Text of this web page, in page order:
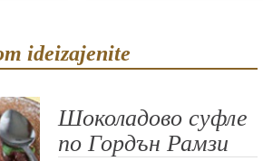
ideizajenite
Шоколадово суфле
по Гордън Рамзи